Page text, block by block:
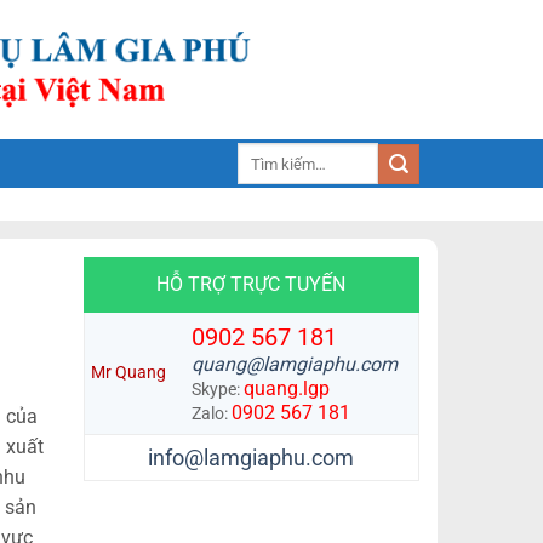
của
xuất
HỖ TRỢ TRỰC TUYẾN
Mr Quang
0902 567 181
quang@lamgiaphu.com
Skype:quang.lgp
Zalo:0902 567 181
info@lamgiaphu.com